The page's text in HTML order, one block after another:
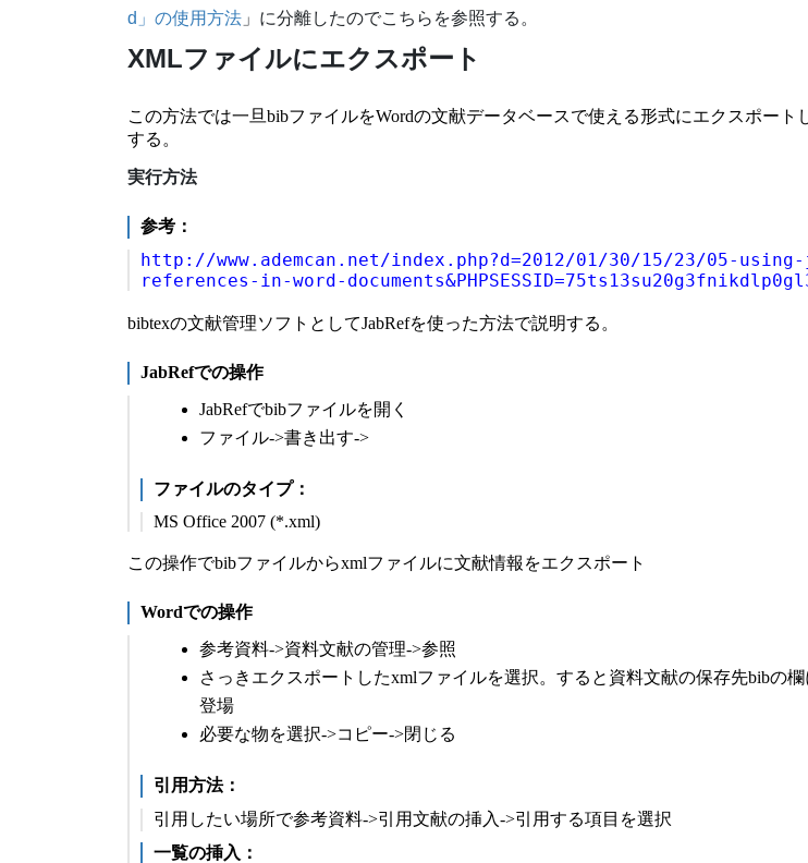
d」の使用方法 」に分離したのでこちらを参照する。
XMLファイルにエクスポート
この方法では一旦bibファイルをWordの文献データベースで使える形式にエクスポート
する。
実行方法
参考：
http://www.ademcan.net/index.php?d=2012/01/30/15/23/05-
references-in-word-
bibtexの文献管理ソフトとしてJabRefを使った方法で説明する。
JabRefでの操作
JabRefでbibファイルを開く
ファイル->書き出す->
ファイルのタイプ：
MS Office 2007 (*.xml)
この操作でbibファイルからxmlファイルに文献情報をエクスポート
Wordでの操作
参考資料->資料文献の管理->参照
さっきエクスポートしたxmlファイルを選択。すると資料文献の保存先bibの
登場
必要な物を選択->コピー->閉じる
引用方法：
引用したい場所で参考資料->引用文献の挿入->引用する項目を選択
一覧の挿入：